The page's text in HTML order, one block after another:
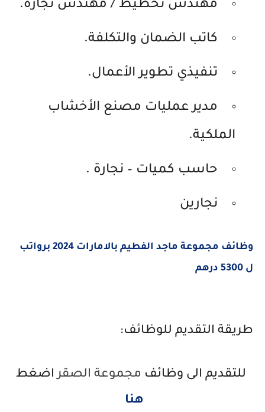
مهندس تخطيط / مهندس نجارة.
كاتب الضمان والتكلفة.
تنفيذي تطوير الأعمال.
مدير عمليات مصنع الأخشاب
الملكية.
حاسب كميات – نجارة .
نجارين
وظائف مجموعة ماجد الفطيم بالامارات 2024 برواتب
ل 5300 درهم
طريقة التقديم للوظائف:
للتقديم الى وظائف مجموعة الصقر اضغط
هنا